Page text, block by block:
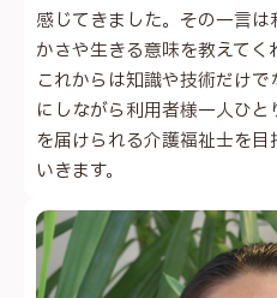
感じてきました。その一言
かさや生きる意味を教えてく
これからは知識や技術だけ
にしながら利用者様一人ひ
を届けられる介護福祉士を
いきます。